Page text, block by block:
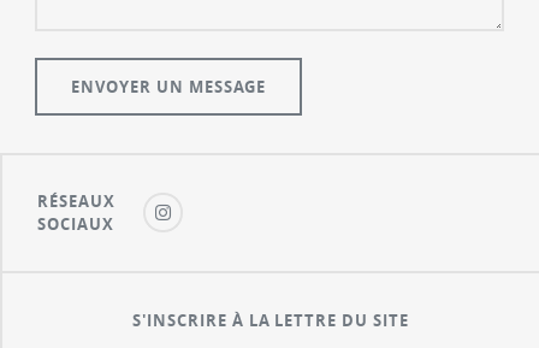
RÉSEAUX
SOCIAUX
S'INSCRIRE À LA LETTRE DU SITE